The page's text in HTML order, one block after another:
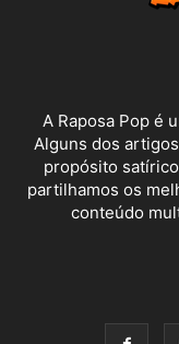
A Raposa Pop é
Alguns dos
propósito
partilhamos os
conteúdo